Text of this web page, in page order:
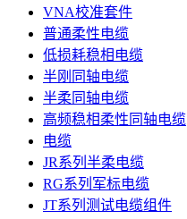
VNA校准套件
普通柔性电缆
低损耗稳相电缆
半刚同轴电缆
半柔同轴电缆
高频稳相柔性同轴电缆
电缆
JR系列半柔电缆
RG系列军标电缆
JT系列测试电缆组件